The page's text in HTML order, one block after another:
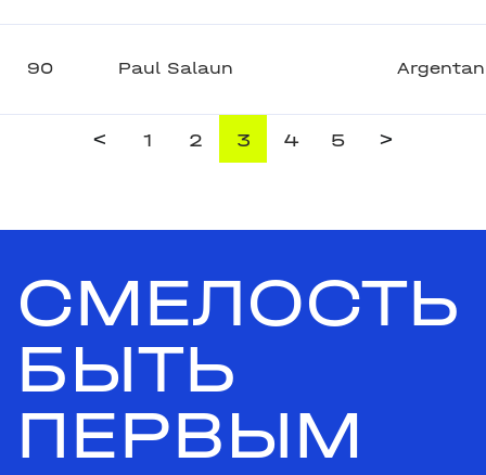
90 Paul Salaun Argentan
< 1 2 3 4 5 >
СМЕЛОСТЬ
БЫТЬ
ПЕРВЫМ